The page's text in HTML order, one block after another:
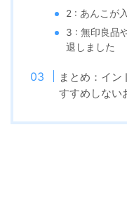
2 : あんこが
3 : 無印良品
退しました
まとめ：イン
すすめしない